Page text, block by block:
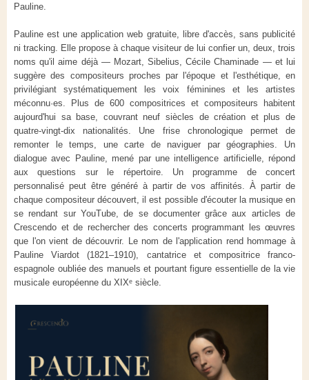
Pauline.
Pauline est une application web gratuite, libre d'accès, sans publicité
ni tracking. Elle propose à chaque visiteur de lui confier un, deux, trois
noms qu'il aime déjà — Mozart, Sibelius, Cécile Chaminade — et lui
suggère des compositeurs proches par l'époque et l'esthétique, en
privilégiant systématiquement les voix féminines et les artistes
méconnu·es. Plus de 600 compositrices et compositeurs habitent
aujourd'hui sa base, couvrant neuf siècles de création et plus de
quatre-vingt-dix nationalités. Une frise chronologique permet de
remonter le temps, une carte de naviguer par géographies. Un
dialogue avec Pauline, mené par une intelligence artificielle, répond
aux questions sur le répertoire. Un programme de concert
personnalisé peut être généré à partir de vos affinités. À partir de
chaque compositeur découvert, il est possible d'écouter la musique en
se rendant sur YouTube, de se documenter grâce aux articles de
Crescendo et de rechercher des concerts programmant les œuvres
que l'on vient de découvrir. Le nom de l'application rend hommage à
Pauline Viardot (1821–1910), cantatrice et compositrice franco-
espagnole oubliée des manuels et pourtant figure essentielle de la vie
musicale européenne du XIXᵉ siècle.